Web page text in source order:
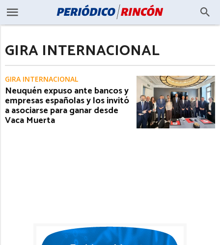
GIRA INTERNACIONAL
GIRA INTERNACIONAL
Neuquén expuso ante bancos y
empresas españolas y los invitó
a asociarse para ganar desde
Vaca Muerta